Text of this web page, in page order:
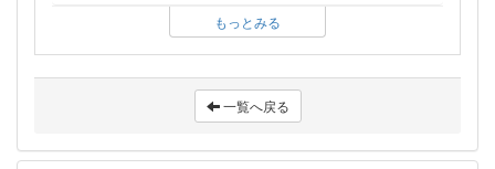
もっとみる
一覧へ戻る